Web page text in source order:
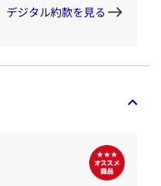
デジタル約款を見る